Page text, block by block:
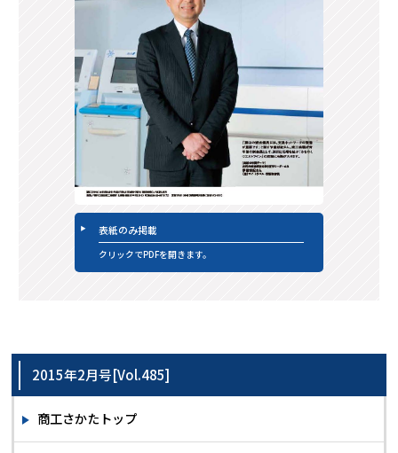
表紙のみ掲載
クリックでPDFを開きます。
2015年2月号[Vol.485]
商工さかたトップ